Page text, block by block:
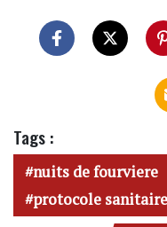
Tags :
nuits de fourviere
protocole sanitaire